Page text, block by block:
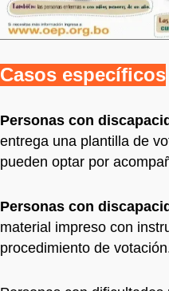
Casos específicos
Personas con
entrega una plantilla de
pueden optar por
Personas con
material impreso con
procedimiento de